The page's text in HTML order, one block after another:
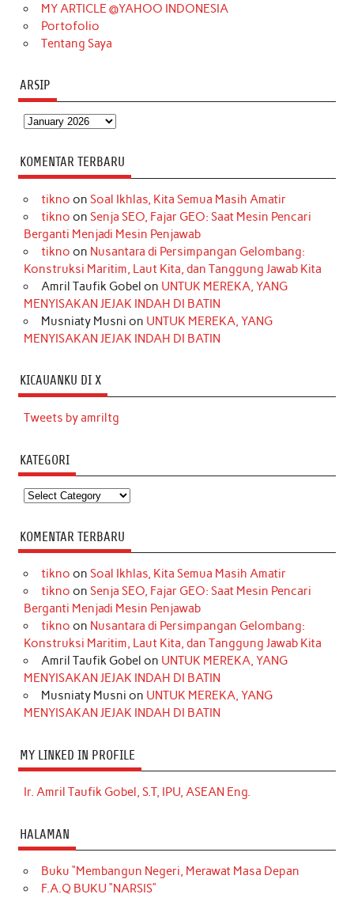
MY ARTICLE @YAHOO INDONESIA
Portofolio
Tentang Saya
ARSIP
Arsip
KOMENTAR TERBARU
tikno on Soal Ikhlas, Kita Semua Masih Amatir
tikno on Senja SEO, Fajar GEO: Saat Mesin Pencari
Berganti Menjadi Mesin Penjawab
tikno on Nusantara di Persimpangan Gelombang:
Konstruksi Maritim, Laut Kita, dan Tanggung Jawab Kita
Amril Taufik Gobel on UNTUK MEREKA, YANG
MENYISAKAN JEJAK INDAH DI BATIN
Musniaty Musni on UNTUK MEREKA, YANG
MENYISAKAN JEJAK INDAH DI BATIN
KICAUANKU DI X
Tweets by amriltg
KATEGORI
Kategori
KOMENTAR TERBARU
tikno on Soal Ikhlas, Kita Semua Masih Amatir
tikno on Senja SEO, Fajar GEO: Saat Mesin Pencari
Berganti Menjadi Mesin Penjawab
tikno on Nusantara di Persimpangan Gelombang:
Konstruksi Maritim, Laut Kita, dan Tanggung Jawab Kita
Amril Taufik Gobel on UNTUK MEREKA, YANG
MENYISAKAN JEJAK INDAH DI BATIN
Musniaty Musni on UNTUK MEREKA, YANG
MENYISAKAN JEJAK INDAH DI BATIN
MY LINKED IN PROFILE
Ir. Amril Taufik Gobel, S.T, IPU, ASEAN Eng.
HALAMAN
Buku “Membangun Negeri, Merawat Masa Depan
F.A.Q BUKU “NARSIS”